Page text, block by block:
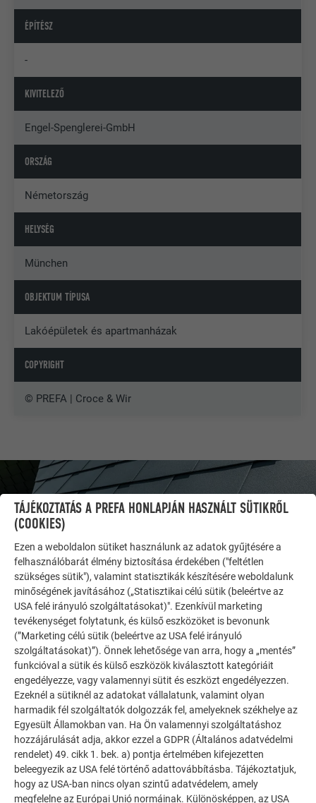
ÉPÍTÉSZ
-
KIVITELEZŐ
Engel-Spenglerei-GmbH
ORSZÁG
Németország
HELYSÉG
München
OBJEKTUM TÍPUSA
Lakóépületek és apartmanházak
COPYRIGHT
© PREFA | Croce & Wir
INSPIRÁLÓDJON
TOVÁBBI ÉPÜLETEK
A PREFA referencia galéria bemutatja, milyen
sokoldalúan felhasználható az alumínium. Fedezzen fel
további lenyűgöző projekteket a tartós PREFA
alumínium megoldásokkal tetőkhöz, napelemekhez és
homlokzatokhoz.
TÁJÉKOZTATÁS A PREFA HONLAPJÁN HASZNÁLT SÜTIKRŐL
(COOKIES)
Ezen a weboldalon sütiket használunk az adatok gyűjtésére a
felhasználóbarát élmény biztosítása érdekében ("feltétlen
szükséges sütik"), valamint statisztikák készítésére weboldalunk
minőségének javításához („Statisztikai célú sütik (beleértve az
USA felé irányuló szolgáltatásokat)". Ezenkívül marketing
tevékenységet folytatunk, és külső eszközöket is bevonunk
(”Marketing célú sütik (beleértve az USA felé irányuló
szolgáltatásokat)”). Önnek lehetősége van arra, hogy a „mentés”
funkcióval a sütik és külső eszközök kiválasztott kategóriáit
engedélyezze, vagy valamennyi sütit és eszközt engedélyezzen.
Ezeknél a sütiknél az adatokat vállalatunk, valamint olyan
harmadik fél szolgáltatók dolgozzák fel, amelyeknek székhelye az
Egyesült Államokban van. Ha Ön valamennyi szolgáltatáshoz
hozzájárulását adja, akkor ezzel a GDPR (Általános adatvédelmi
rendelet) 49. cikk 1. bek. a) pontja értelmében kifejezetten
beleegyezik az USA felé történő adattovábbításba. Tájékoztatjuk,
hogy az USA-ban nincs olyan szintű adatvédelem, amely
megfelelne az Európai Unió normáinak. Különösképpen, az USA